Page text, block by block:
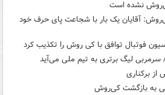
نشده است
آقایان یک بار با شجاعت پای حرف خود
فوتبال توافق با کی روش را تکذیب کرد
سرمربی لیگ برتری به تیم ملی می‌آید
برکناری
به بازگشت کی‌روش